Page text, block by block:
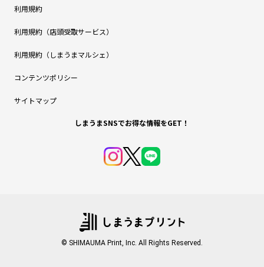
利用規約
利用規約（店頭受取サービス）
利用規約（しまうまマルシェ）
コンテンツポリシー
サイトマップ
しまうまSNSでお得な情報をGET！
© SHIMAUMA Print, Inc. All Rights Reserved.